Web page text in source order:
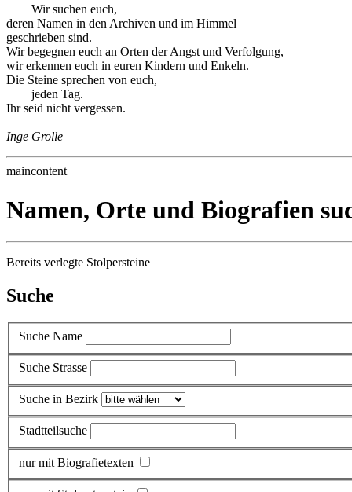
Wir suchen euch,
deren Namen in den Archiven und im Himmel
geschrieben sind.
Wir begegnen euch an Orten der Angst und Verfolgung,
wir erkennen euch in euren Kindern und Enkeln.
Die Steine sprechen von euch,
jeden Tag.
Ihr seid nicht vergessen.
Inge Grolle
maincontent
Namen, Orte und Biografien
Bereits verlegte Stolpersteine
Suche
Suche Name
Suche Strasse
Suche in Bezirk
Stadtteilsuche
nur mit Biografietexten